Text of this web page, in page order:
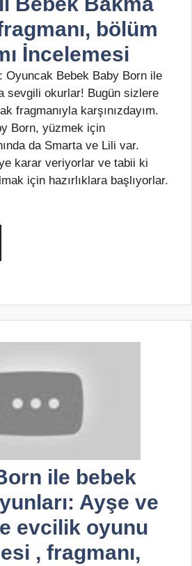
bölüm
İncelemesi
Oyuncak Bebek Baby Born ile
sevgili okurlar! Bugün sizlere
fragmanıyla karşınızdayım.
Born, yüzmek için
da Smarta ve Lili var.
karar veriyorlar ve tabii ki
için hazırlıklara başlıyorlar.
ile bebek
Ayşe ve
evcilik oyunu
, fragmanı,